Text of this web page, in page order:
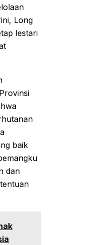
Long
lestari
baik
dan